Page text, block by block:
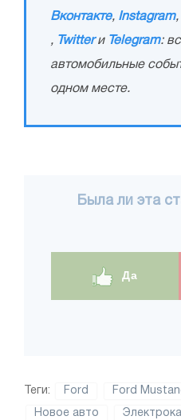
Вконтакте, Instagram,
, Twitterи Telegram:
автомобильные
одном месте.
Была ли эта
Да
Теги: Ford Ford
Новое авто